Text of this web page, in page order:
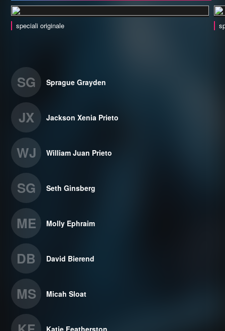
speciali originale
SG Sprague Grayden
JX Jackson Xenia Prieto
WJ William Juan Prieto
SG Seth Ginsberg
ME Molly Ephraim
DB David Bierend
MS Micah Sloat
Katie Featherston